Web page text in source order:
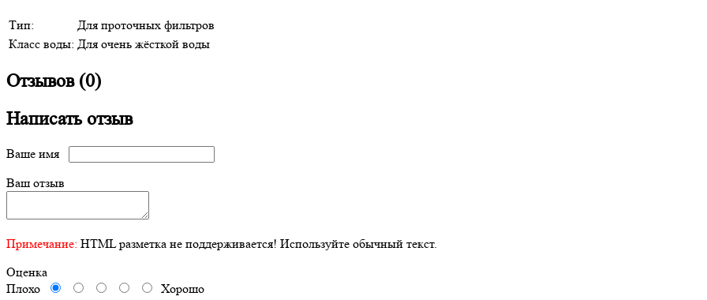
Тип:
Для проточных фильтров
Класс воды: Для очень жёсткой воды
Отзывов (0)
Написать отзыв
Ваше имя
Ваш отзыв
Примечание: HTML разметка не поддерживается! Используйте обычный текст.
Оценка
Плохо
Хорошо